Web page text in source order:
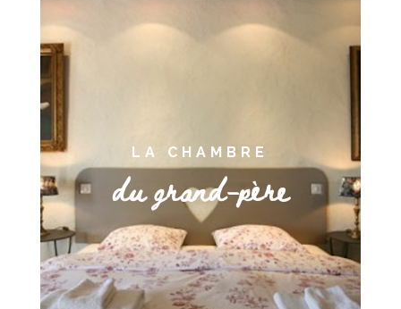
LA CHAMBRE
du grand-père